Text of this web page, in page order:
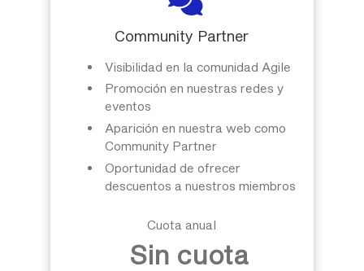
Community Partner
Visibilidad en la comunidad Agile
Promoción en nuestras redes y
eventos
Aparición en nuestra web como
Community Partner
Oportunidad de ofrecer
descuentos a nuestros miembros
Cuota anual
Sin cuota